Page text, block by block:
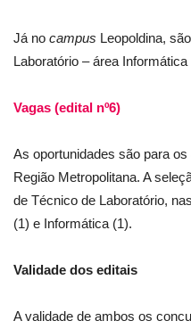
Já no campus Leopoldina,
Laboratório – área
Vagas (edital nº6)
As oportunidades são para os
Região Metropolitana. A
de Técnico de Laboratório,
(1) e Informática (1).
Validade dos editais
A validade de ambos os